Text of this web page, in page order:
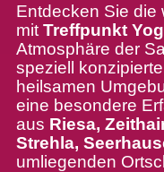
Entdecken Sie die
mit Treffpunkt
Atmosphäre der
speziell
heilsamen
eine besondere
aus Riesa,
Strehla,
umliegenden